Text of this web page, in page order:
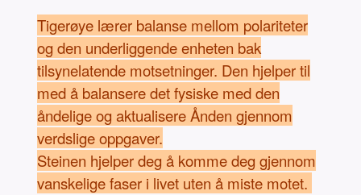
Tigerøye lærer balanse mellom polariteter
og den underliggende enheten bak
tilsynelatende motsetninger. Den hjelper til
med å balansere det fysiske med den
åndelige og aktualisere Ånden gjennom
verdslige oppgaver.
Steinen hjelper deg å komme deg gjennom
vanskelige faser i livet uten å miste motet.